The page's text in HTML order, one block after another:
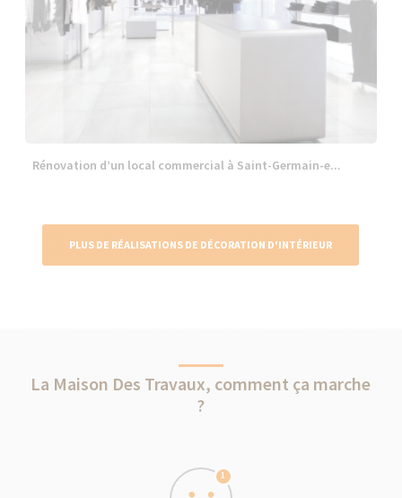
Rénovation d’un local commercial à Saint-Germain-e...
PLUS DE RÉALISATIONS DE DÉCORATION D'INTÉRIEUR
La Maison Des Travaux, comment ça marche
?
1